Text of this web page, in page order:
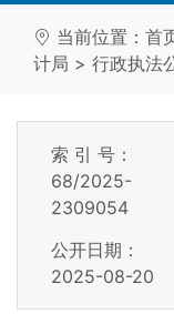
当前位置： 首
计局 > 行政执法
索 引 号：
68/2025-
2309054
公开日期：
2025-08-20